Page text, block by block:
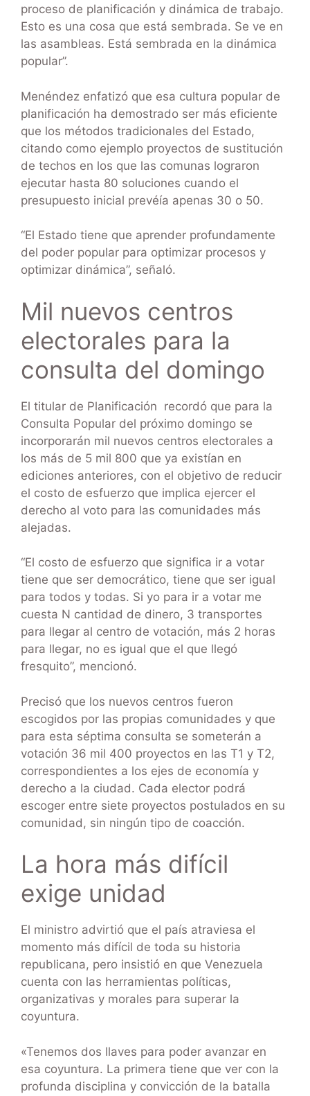
proceso de planificación y dinámica de trabajo.
Esto es una cosa que está sembrada. Se ve en
las asambleas. Está sembrada en la dinámica
popular”.
Menéndez enfatizó que esa cultura popular de
planificación ha demostrado ser más eficiente
que los métodos tradicionales del Estado,
citando como ejemplo proyectos de sustitución
de techos en los que las comunas lograron
ejecutar hasta 80 soluciones cuando el
presupuesto inicial prevéía apenas 30 o 50.
“El Estado tiene que aprender profundamente
del poder popular para optimizar procesos y
optimizar dinámica”, señaló.
Mil nuevos centros
electorales para la
consulta del domingo
El titular de Planificación recordó que para la
Consulta Popular del próximo domingo se
incorporarán mil nuevos centros electorales a
los más de 5 mil 800 que ya existían en
ediciones anteriores, con el objetivo de reducir
el costo de esfuerzo que implica ejercer el
derecho al voto para las comunidades más
alejadas.
“El costo de esfuerzo que significa ir a votar
tiene que ser democrático, tiene que ser igual
para todos y todas. Si yo para ir a votar me
cuesta N cantidad de dinero, 3 transportes
para llegar al centro de votación, más 2 horas
para llegar, no es igual que el que llegó
fresquito”, mencionó.
Precisó que los nuevos centros fueron
escogidos por las propias comunidades y que
para esta séptima consulta se someterán a
votación 36 mil 400 proyectos en las T1 y T2,
correspondientes a los ejes de economía y
derecho a la ciudad. Cada elector podrá
escoger entre siete proyectos postulados en su
comunidad, sin ningún tipo de coacción.
La hora más difícil
exige unidad
El ministro advirtió que el país atraviesa el
momento más difícil de toda su historia
republicana, pero insistió en que Venezuela
cuenta con las herramientas políticas,
organizativas y morales para superar la
coyuntura.
«Tenemos dos llaves para poder avanzar en
esa coyuntura. La primera tiene que ver con la
profunda disciplina y convicción de la batalla